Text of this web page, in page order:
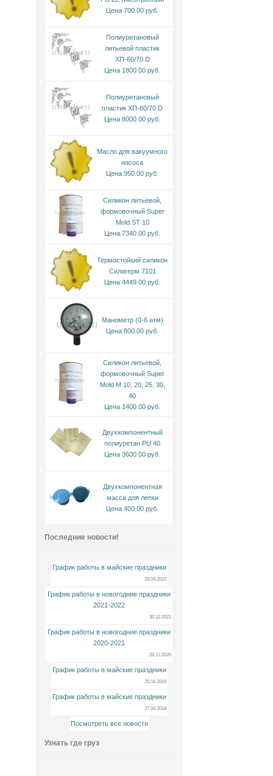
Цена 700.00 руб.
Полиуретановый
литьевой пластик
ХП-60/70 D
Цена 1800.00 руб.
Полиуретановый
пластик ХП-60/70 D
Цена 8000.00 руб.
Масло для вакуумного
насоса
Цена 950.00 руб.
Силикон литьевой,
формовочный Super
Mold ST 10
Цена 7340.00 руб.
Термостойкий силикон
Силагерм 7101
Цена 4449.00 руб.
Манометр (0-6 атм)
Цена 800.00 руб.
Силикон литьевой,
формовочный Super
Mold M 10, 20, 25, 30,
40
Цена 1400.00 руб.
Двухкомпонентный
полиуретан PU 40
Цена 3600.00 руб.
Двухкомпонентная
масса для лепки
Цена 400.00 руб.
Последние новости!
График работы в майские праздники
29.04.2022
График работы в новогодние праздники
2021-2022
30.12.2021
График работы в новогодние праздники
2020-2021
28.12.2020
График работы в майские праздники
25.04.2019
График работы в майские праздники
27.04.2018
Посмотреть все новости
Узнать где груз